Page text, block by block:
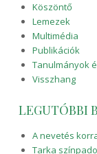
Köszöntő
Lemezek
Multimédia
Publikációk
Tanulmányok
Visszhang
LEGUTÓBBI
A nevetés
Tarka